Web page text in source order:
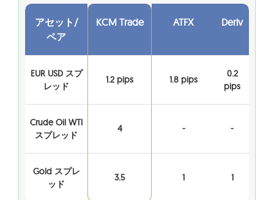
アセット/
ペア
KCM Trade ATFX Deriv
EUR USD スプ
レッド
1.2 pips 1.8 pips
0.2
pips
Crude Oil WTI
スプレッド
4 - -
Gold スプレ
ッド
3.5 1 1